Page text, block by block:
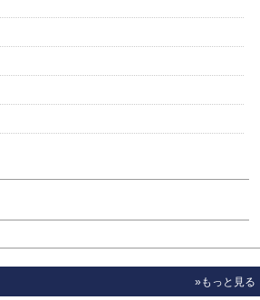
»もっと見る